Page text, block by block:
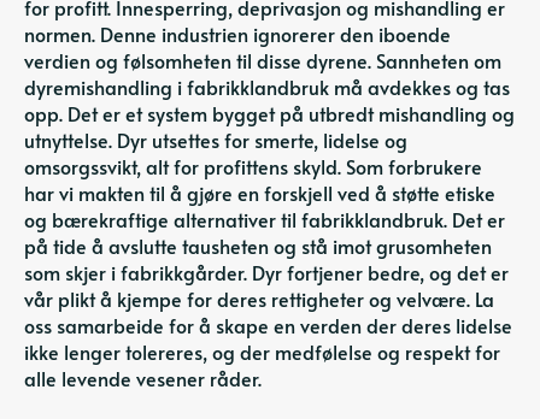
for profitt. Innesperring, deprivasjon og mishandling er
normen. Denne industrien ignorerer den iboende
verdien og følsomheten til disse dyrene. Sannheten om
dyremishandling i fabrikklandbruk må avdekkes og tas
opp. Det er et system bygget på utbredt mishandling og
utnyttelse. Dyr utsettes for smerte, lidelse og
omsorgssvikt, alt for profittens skyld. Som forbrukere
har vi makten til å gjøre en forskjell ved å støtte etiske
og bærekraftige alternativer til fabrikklandbruk. Det er
på tide å avslutte tausheten og stå imot grusomheten
som skjer i fabrikkgårder. Dyr fortjener bedre, og det er
vår plikt å kjempe for deres rettigheter og velvære. La
oss samarbeide for å skape en verden der deres lidelse
ikke lenger tolereres, og der medfølelse og respekt for
alle levende vesener råder.